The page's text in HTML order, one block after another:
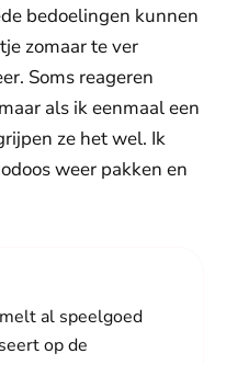
bedoelingen kunnen
zomaar te ver
Soms reageren
als ik eenmaal een
ze het wel. Ik
weer pakken en
al speelgoed
op de